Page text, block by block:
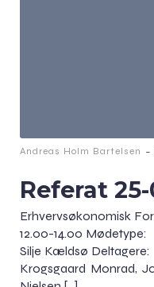
Andreas Holm Bartelsen -
Referat
Erhvervsøkonomisk
12.00-14.00
Silje Kældsø
Krogsgaard Monrad,